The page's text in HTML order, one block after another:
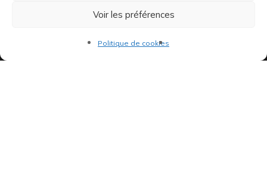
Voir les préférences
Politique de cookies